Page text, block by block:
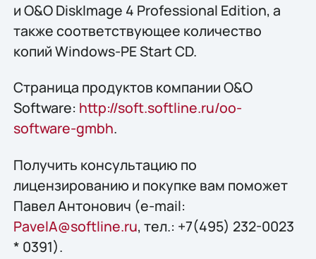
и O&O DiskImage 4 Professional Edition, а
также соответствующее количество
копий Windows-PE Start CD.
Страница продуктов компании O&O
Software: http://soft.softline.ru/oo-
software-gmbh.
Получить конcультацию по
лицензированию и покупке вам поможет
Павел Антонович (e-mail:
PavelA@softline.ru, тел.: +7(495) 232-0023
* 0391).